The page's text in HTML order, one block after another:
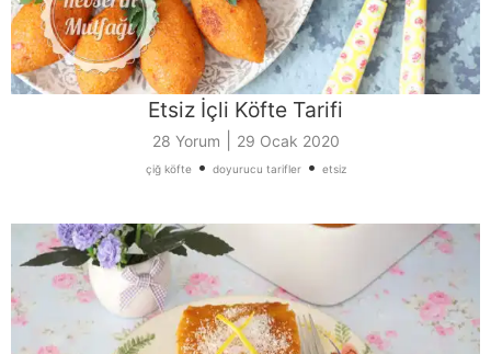
Etsiz İçli Köfte Tarifi
28 Yorum 29 Ocak 2020
çiğ köfte• doyurucu tarifler• etsiz